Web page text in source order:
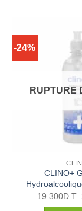
-24%
RUPTURE
CLINO+
19.300D.T